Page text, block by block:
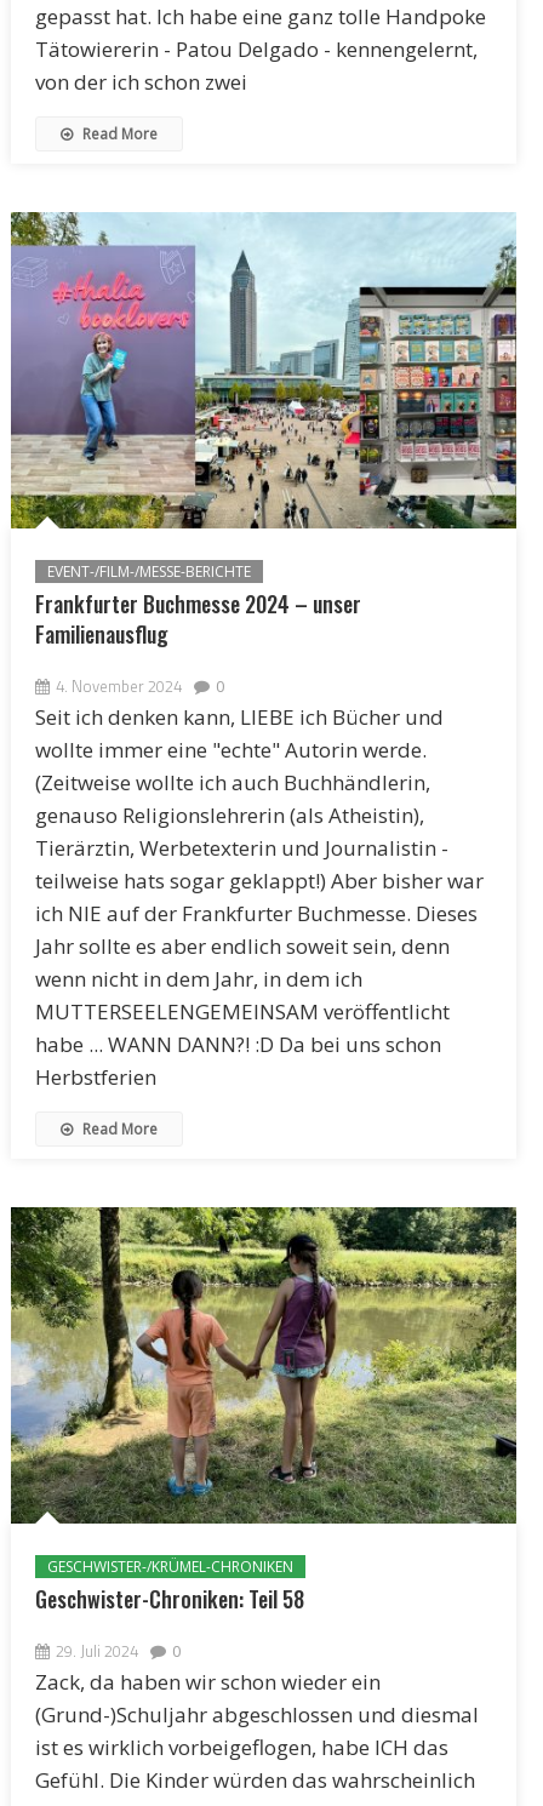
gepasst hat. Ich habe eine ganz tolle Handpoke
Tätowiererin - Patou Delgado - kennengelernt,
von der ich schon zwei
Read More
EVENT-/FILM-/MESSE-BERICHTE
Frankfurter Buchmesse 2024 – unser
Familienausflug
4. November 2024 0
Seit ich denken kann, LIEBE ich Bücher und
wollte immer eine "echte" Autorin werde.
(Zeitweise wollte ich auch Buchhändlerin,
genauso Religionslehrerin (als Atheistin),
Tierärztin, Werbetexterin und Journalistin -
teilweise hats sogar geklappt!) Aber bisher war
ich NIE auf der Frankfurter Buchmesse. Dieses
Jahr sollte es aber endlich soweit sein, denn
wenn nicht in dem Jahr, in dem ich
MUTTERSEELENGEMEINSAM veröffentlicht
habe ... WANN DANN?! :D Da bei uns schon
Herbstferien
Read More
GESCHWISTER-/KRÜMEL-CHRONIKEN
Geschwister-Chroniken: Teil 58
29. Juli 2024 0
Zack, da haben wir schon wieder ein
(Grund-)Schuljahr abgeschlossen und diesmal
ist es wirklich vorbeigeflogen, habe ICH das
Gefühl. Die Kinder würden das wahrscheinlich